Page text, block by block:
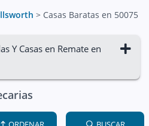
> Casas Baratas en 50075
Y Casas en Remate en